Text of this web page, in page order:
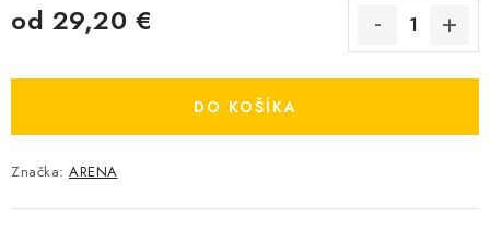
od 29,20 €
DO KOŠÍKA
Značka: ARENA